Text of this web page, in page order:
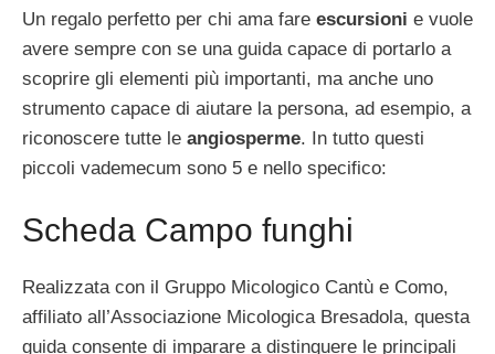
Un regalo perfetto per chi ama fare escursioni e vuole
avere sempre con se una guida capace di portarlo a
scoprire gli elementi più importanti, ma anche uno
strumento capace di aiutare la persona, ad esempio, a
riconoscere tutte le angiosperme. In tutto questi
piccoli vademecum sono 5 e nello specifico:
Scheda Campo funghi
Realizzata con il Gruppo Micologico Cantù e Como,
affiliato all’Associazione Micologica Bresadola, questa
guida consente di imparare a distinguere le principali